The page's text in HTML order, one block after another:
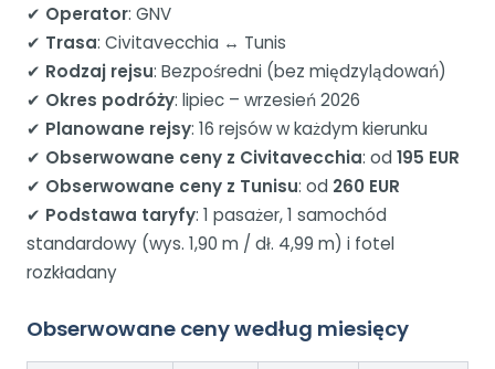
✔ Operator: GNV
✔ Trasa: Civitavecchia ↔ Tunis
✔ Rodzaj rejsu: Bezpośredni (bez międzylądowań)
✔ Okres podróży: lipiec – wrzesień 2026
✔ Planowane rejsy: 16 rejsów w każdym kierunku
✔ Obserwowane ceny z Civitavecchia: od 195 EUR
✔ Obserwowane ceny z Tunisu: od 260 EUR
✔ Podstawa taryfy: 1 pasażer, 1 samochód
standardowy (wys. 1,90 m / dł. 4,99 m) i fotel
rozkładany
Obserwowane ceny według miesięcy